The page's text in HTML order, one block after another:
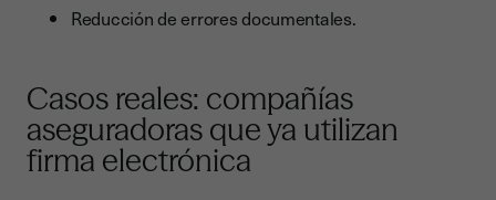
Reducción de errores documentales.
Casos reales: compañías
aseguradoras que ya utilizan
firma electrónica